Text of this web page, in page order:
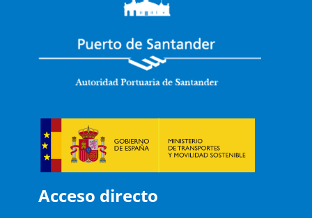
Acceso directo